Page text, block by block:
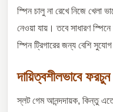
স্পিন চালু না রেখে নিজে খেলা
নেওয়া যায়। তবে সাধারণ
স্পিন ট্রিগারের জন্য বেশি
দায়িত্বশীলভাবে
স্লট গেম আনন্দদায়ক, কিন্তু